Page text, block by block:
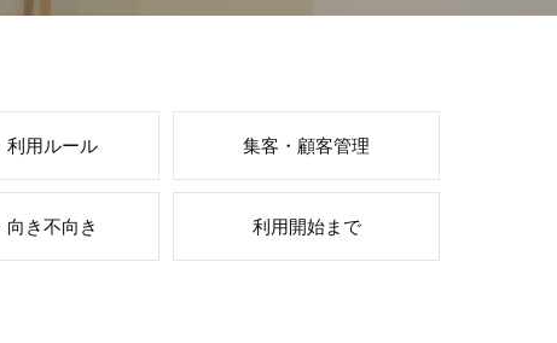
利用ルール 集客・顧客管理
向き不向き 利用開始まで